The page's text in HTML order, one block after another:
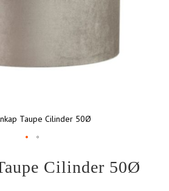
Cilinder 50Ø
Taupe Cilinder 50Ø